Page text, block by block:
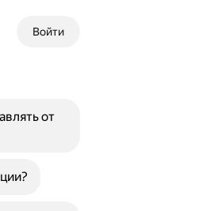
Войти
от